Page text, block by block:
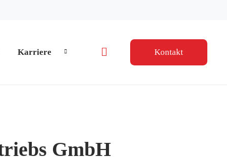
Karriere Kontakt
GmbH